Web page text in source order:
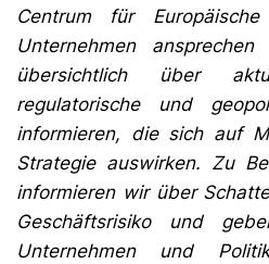
Centrum für
Unternehmen
übersichtlich über
regulatorische und
informieren, die sich auf
Strategie auswirken. Zu
informieren wir über
Geschäftsrisiko und
Unternehmen und